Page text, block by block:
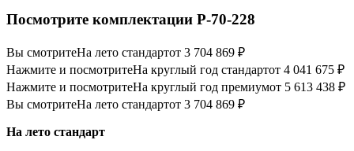
Посмотрите комплектации Р-70-228
Вы смотритеНа лето стандартот 3 704 869 ₽
Нажмите и посмотритеНа круглый год стандартот 4 041 675 ₽
Нажмите и посмотритеНа круглый год премиумот 5 613 438 ₽
Вы смотритеНа лето стандартот 3 704 869 ₽
На лето стандарт